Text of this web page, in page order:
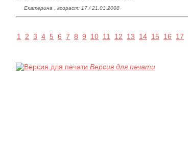
Екатерина , возраст: 17 / 21.03.2008
1 2 3 4 5 6 7 8 9 10 11 12 13 14 15 16 17
Версия для печати